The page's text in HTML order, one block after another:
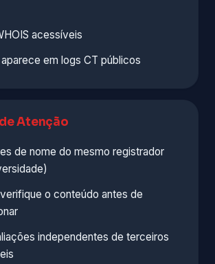
acessíveis
em logs CT públicos
Atenção
de nome do mesmo registrador
o conteúdo antes de
independentes de terceiros